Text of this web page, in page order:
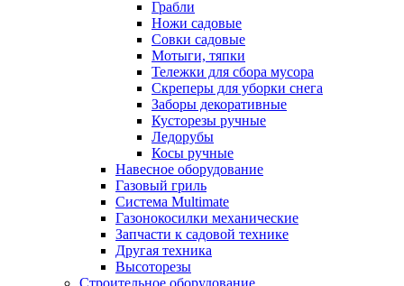
Грабли
Ножи садовые
Совки садовые
Мотыги, тяпки
Тележки для сбора мусора
Скреперы для уборки снега
Заборы декоративные
Кусторезы ручные
Ледорубы
Косы ручные
Навесное оборудование
Газовый гриль
Система Multimate
Газонокосилки механические
Запчасти к садовой технике
Другая техника
Высоторезы
Строительное оборудование